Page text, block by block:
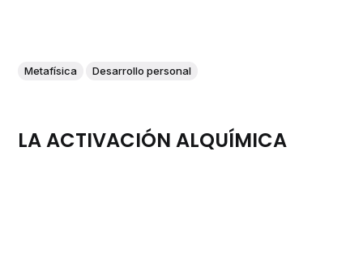
Metafísica Desarrollo personal
LA ACTIVACIÓN ALQUÍMICA